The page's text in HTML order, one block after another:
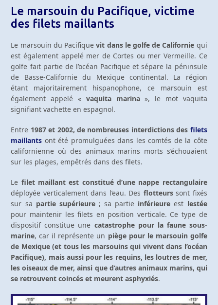
Le marsouin du Pacifique, victime
des filets maillants
Le marsouin du Pacifiquevit dans le golfe de Californie qui
est également appelé mer de Cortes ou mer Vermeille. Ce
golfe fait partie de l’océan Pacifique et sépare la péninsule
de Basse-Californie du Mexique continental. La région
étant majoritairement hispanophone, ce marsouin est
également appelé « vaquita marina», le mot vaquita
signifiant vachette en espagnol.
Entre 1987 et 2002, de nombreuses interdictions des filets
maillants ont été promulguées dans les comtés de la côte
californienne où des animaux marins morts s’échouaient
sur les plages, empêtrés dans des filets.
Le filet maillant est constitué d’une nappe rectangulaire
déployée verticalement dans l’eau. Des flotteurssont fixés
sur sa partie supérieure ; sa partie inférieure est lestée
pour maintenir les filets en position verticale. Ce type de
dispositif constitue une catastrophe pour la faune sous-
marine, car il représente un piège pour le marsouin golfe
de Mexique (et tous les marsouins qui vivent dans l’océan
Pacifique), mais aussi pour les requins, les loutres de mer,
les oiseaux de mer, ainsi que d’autres animaux marins, qui
se retrouvent coincés et meurent asphyxiés.